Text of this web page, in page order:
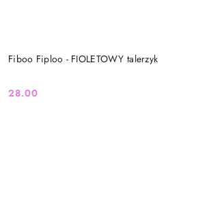
Fiboo Fiploo - FIOLETOWY talerzyk
Cena:
28.00